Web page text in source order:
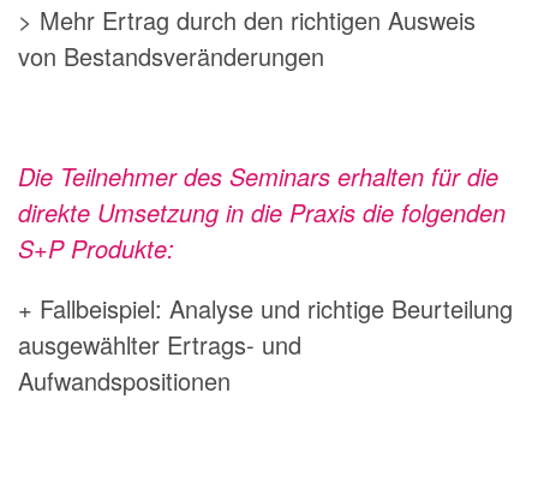
> Mehr Ertrag durch den richtigen Ausweis
von Bestandsveränderungen
Die Teilnehmer des Seminars erhalten für die
direkte Umsetzung in die Praxis die folgenden
S+P Produkte:
+ Fallbeispiel: Analyse und richtige Beurteilung
ausgewählter Ertrags- und
Aufwandspositionen